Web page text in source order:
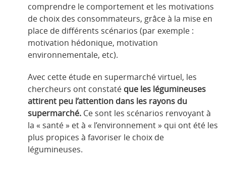
comprendre le comportement et les motivations
de choix des consommateurs, grâce à la mise en
place de différents scénarios (par exemple :
motivation hédonique, motivation
environnementale, etc).
Avec cette étude en supermarché virtuel, les
chercheurs ont constaté que les légumineuses
attirent peu l’attention dans les rayons du
supermarché. Ce sont les scénarios renvoyant à
la « santé » et à « l’environnement » qui ont été les
plus propices à favoriser le choix de
légumineuses.